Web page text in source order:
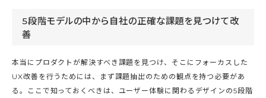
5段階モデルの中から自社の正確な課題を見つけて改
善
本当にプロダクトが解決すべき課題を見つけ、そこにフォーカスした
UX改善を行うためには、まず課題抽出のための観点を持つ必要があ
る。ここで知っておくべきは、ユーザー体験に関わるデザインの5段階